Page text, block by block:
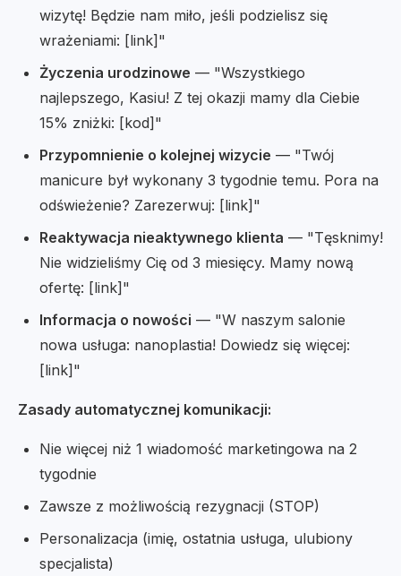
wizytę! Będzie nam miło, jeśli podzielisz się
wrażeniami: [link]"
Życzenia urodzinowe — "Wszystkiego
najlepszego, Kasiu! Z tej okazji mamy dla Ciebie
15% zniżki: [kod]"
Przypomnienie o kolejnej wizycie — "Twój
manicure był wykonany 3 tygodnie temu. Pora na
odświeżenie? Zarezerwuj: [link]"
Reaktywacja nieaktywnego klienta — "Tęsknimy!
Nie widzieliśmy Cię od 3 miesięcy. Mamy nową
ofertę: [link]"
Informacja o nowości — "W naszym salonie
nowa usługa: nanoplastia! Dowiedz się więcej:
[link]"
Zasady automatycznej komunikacji:
Nie więcej niż 1 wiadomość marketingowa na 2
tygodnie
Zawsze z możliwością rezygnacji (STOP)
Personalizacja (imię, ostatnia usługa, ulubiony
specjalista)